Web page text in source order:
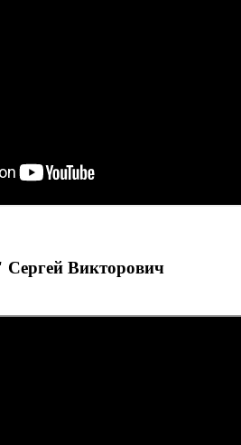
Викторович